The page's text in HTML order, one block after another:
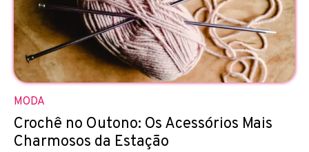
MODA
Crochê no Outono: Os Acessórios Mais
Charmosos da Estação